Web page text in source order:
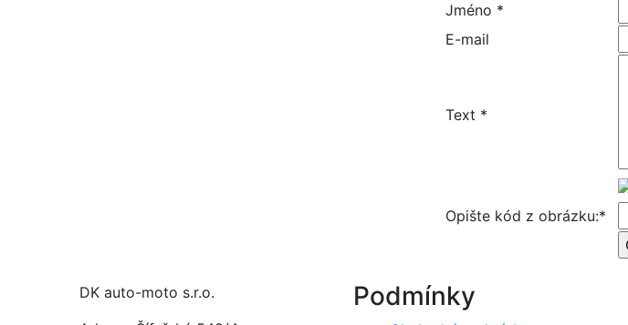
Jméno *
E-mail
Text *
Opište kód z obrázku:*
DK auto-moto s.r.o.
Podmínky